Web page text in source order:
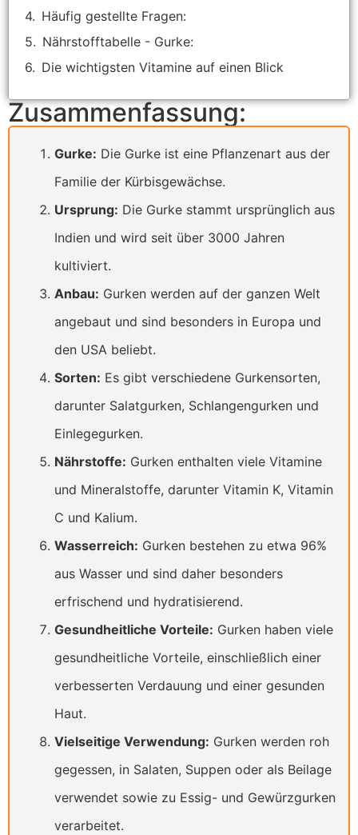
Häufig gestellte Fragen:
Nährstofftabelle - Gurke:
Die wichtigsten Vitamine auf einen Blick
Zusammenfassung:
Gurke: Die Gurke ist eine Pflanzenart aus der
Familie der Kürbisgewächse.
Ursprung: Die Gurke stammt ursprünglich aus
Indien und wird seit über 3000 Jahren
kultiviert.
Anbau: Gurken werden auf der ganzen Welt
angebaut und sind besonders in Europa und
den USA beliebt.
Sorten: Es gibt verschiedene Gurkensorten,
darunter Salatgurken, Schlangengurken und
Einlegegurken.
Nährstoffe: Gurken enthalten viele Vitamine
und Mineralstoffe, darunter Vitamin K, Vitamin
C und Kalium.
Wasserreich: Gurken bestehen zu etwa 96%
aus Wasser und sind daher besonders
erfrischend und hydratisierend.
Gesundheitliche Vorteile: Gurken haben viele
gesundheitliche Vorteile, einschließlich einer
verbesserten Verdauung und einer gesunden
Haut.
Vielseitige Verwendung: Gurken werden roh
gegessen, in Salaten, Suppen oder als Beilage
verwendet sowie zu Essig- und Gewürzgurken
verarbeitet.